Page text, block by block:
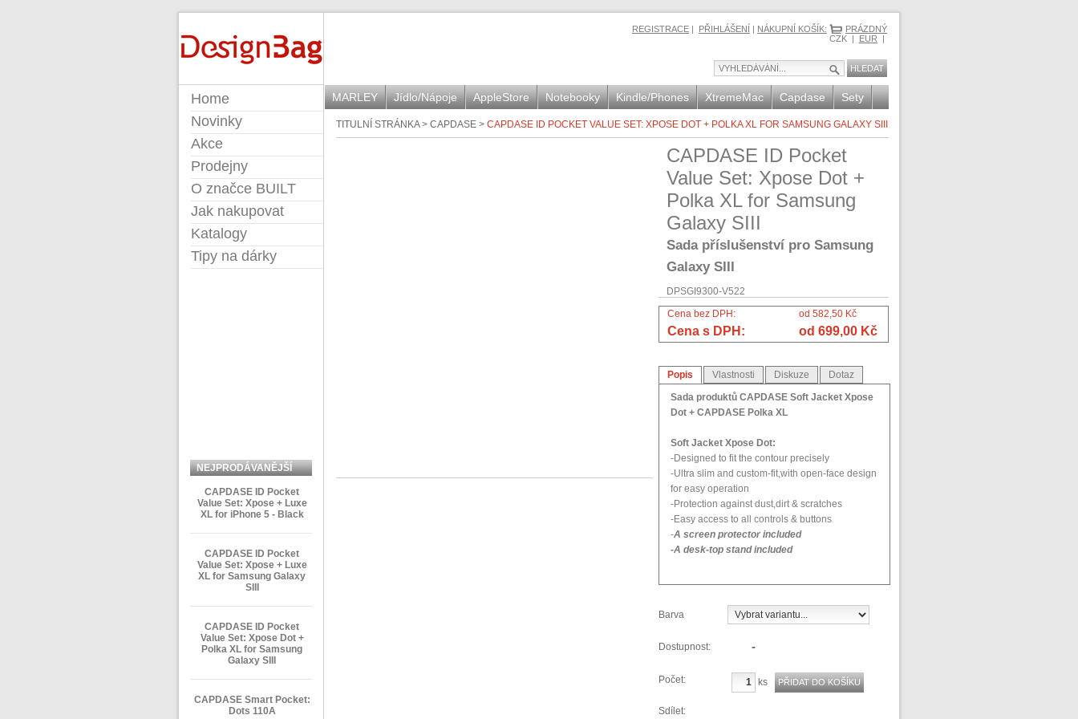
MARLEY Jídlo/Nápoje AppleStore Notebooky Kindle/Phones XtremeMac Capdase Sety
TITULNÍ STRÁNKA> CAPDASE > CAPDASE ID POCKET VALUE SET: XPOSE DOT + POLKA XL FOR SAMSUNG GALAXY SIII
CAPDASE ID Pocket
Value Set: Xpose Dot +
Polka XL for Samsung
Galaxy SIII
Sada příslušenství pro Samsung
Galaxy SIII
DPSGI9300-V522
Cena bez DPH:
od 582,50 Kč
Cena s DPH: od 699,00 Kč
Popis Vlastnosti Diskuze
Dotaz
Sada produktů CAPDASE Soft Jacket Xpose
Dot + CAPDASE Polka XL
Soft Jacket Xpose Dot:
-Designed to fit the contour precisely
-Ultra slim and custom-fit,with open-face design
for easy operation
-Protection against dust,dirt & scratches
-Easy access to all controls & buttons
-A screen protector included
-A desk-top stand included
-Custom molded fit design
-Made with high quality material
outshell;together with soft velvet lining that
-Stylish window for easy viewing of caller ID
-Tiny metal ring for hang decorations or phone
Barva
Dostupnost: -
Počet: ks
Sdílet:
Home
Novinky
Akce
Prodejny
O značce BUILT
Jak nakupovat
Katalogy
Tipy na dárky
NEJPRODÁVANĚJŠÍ
CAPDASE ID Pocket
Value Set: Xpose + Luxe
XL for iPhone 5 - Black
CAPDASE ID Pocket
Value Set: Xpose + Luxe
XL for Samsung Galaxy
SIII
CAPDASE ID Pocket
Value Set: Xpose Dot +
Polka XL for Samsung
Galaxy SIII
CAPDASE Smart Pocket:
Dots 110A
DESIGNBAG
| NÁKUPNÍ KOŠÍK: PRÁZDNÝ
REGISTRACE | PŘIHLÁŠENÍ
CZK | EUR |